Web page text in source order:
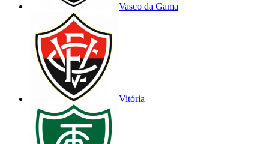
Vasco da Gama
Vitória